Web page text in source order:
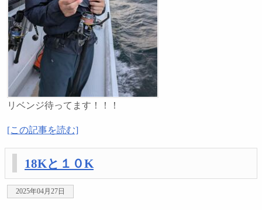
リベンジ待ってます！！！
[この記事を読む]
18Kと１０K
2025年04月27日